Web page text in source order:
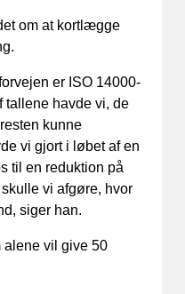
om at kortlægge
er ISO 14000-
tallene havde vi, de
kunne
vi gjort i løbet af en
til en reduktion på
vi afgøre, hvor
siger han.
alene vil give 50